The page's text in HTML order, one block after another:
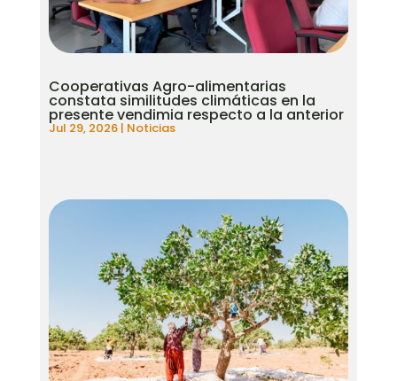
Cooperativas Agro-alimentarias
constata similitudes climáticas en la
presente vendimia respecto a la anterior
Jul 29, 2026| Noticias